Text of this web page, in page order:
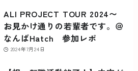
ALI PROJECT TOUR 2024〜
お見かけ通りの若輩者です。＠
なんばHatch 参加レポ
2024年7月24日